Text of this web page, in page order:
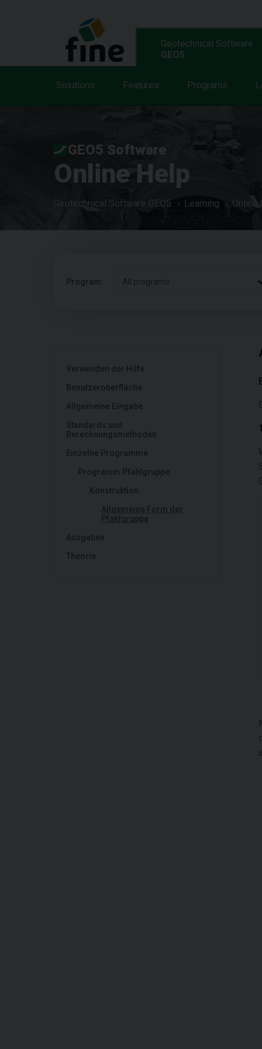
Geotechnical Software
GEO5
Solutions Features Programs
GEO5 Software
Online Help
Geotechnical Software GEO5 Learning Online
Program: All programs
Verwenden der Hilfe
Benutzeroberfläche
Allgemeine Eingabe
Standards und
Berechnungsmethoden
Einzelne Programme
Programm Pfahlgruppe
Konstruktion
Allgemeine Form der
Pfahlgruppe
Ausgaben
Theorie